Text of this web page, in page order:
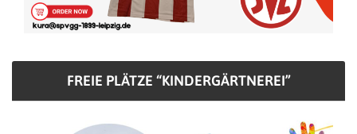
FREIE PLÄTZE “KINDERGÄRTNEREI”